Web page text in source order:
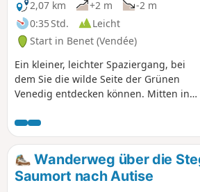
2,07 km
+2 m
-2 m
0:35 Std.
Leicht
Start in Benet (Vendée)
Ein kleiner, leichter Spaziergang, bei
dem Sie die wilde Seite der Grünen
Venedig entdecken können. Mitten in
des Wassers, im Schatten von
Kopfeschen und Pappeln. Und
haben Sie das Glück, Nutrias oder Rehe
zu sehen.
Wanderweg über die
Saumort nach Autise